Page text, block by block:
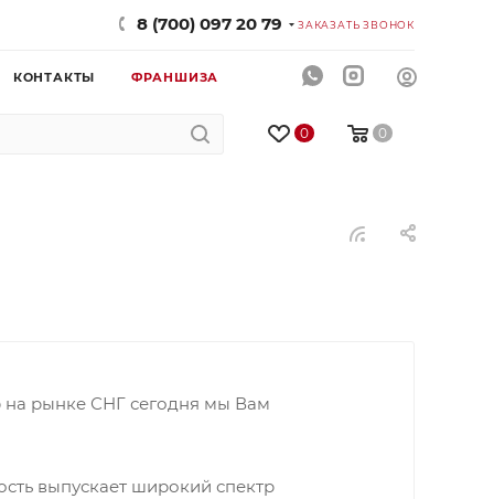
8 (700) 097 20 79 ЗАКАЗАТЬ ЗВОНОК
КОНТАКТЫ ФРАНШИЗА
0 0
рынке СНГ сегодня мы Вам
выпускает широкий спектр